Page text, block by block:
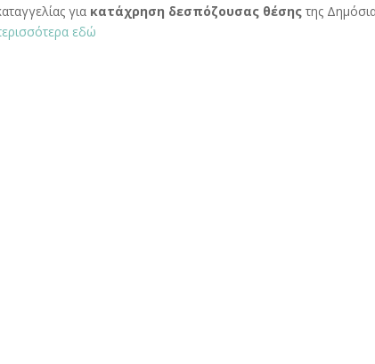
για κατάχρηση δεσπόζουσας θέσης της
εδώ